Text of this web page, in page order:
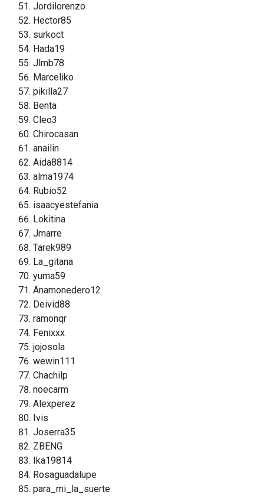
Jordilorenzo
Hector85
surkoct
Hada19
Jlmb78
Marceliko
pikilla27
Benta
Cleo3
Chirocasan
anailin
Aida8814
alma1974
Rubio52
isaacyestefania
Lokitina
Jmarre
Tarek989
La_gitana
yuma59
Anamonedero12
Deivid88
ramonqr
Fenixxx
jojosola
wewin111
Chachilp
noecarm
Alexperez
Ivis
Joserra35
ZBENG
Ika19814
Rosaguadalupe
para_mi_la_suerte